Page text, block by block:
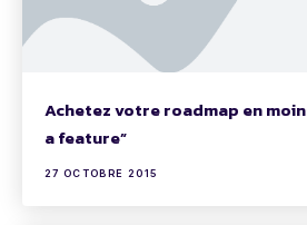
Achetez votre roadmap en
a feature”
27 OCTOBRE 2015